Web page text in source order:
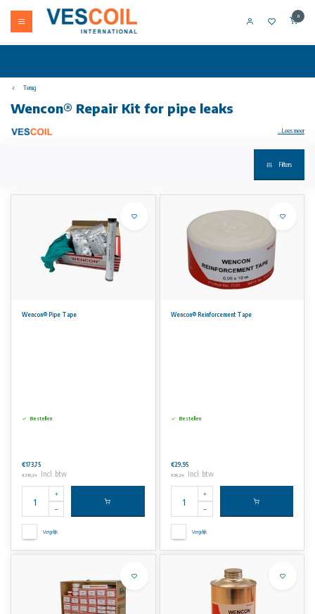
0
Terug
Wencon® Repair Kit for pipe leaks
Wencon Pijptape
Wencon Pijptape is een voorgeïmpregneerde glasvezelbandage met een gebreide, non-woven glasvezelstructuur. Dit geeft de bandage
maximale sterkte en vergemakkelijkt reparaties aan hoekverbindingen, ellebogen en andere gevormde fittingen. Wencon Pijptape is een
snel uithardende pijpreparatiebandage, speciaal ontwikkeld voor snelle en effectieve reparaties van scheuren, lekken, breuken en
corrosieporositeit.
Wencon Pijptape is goed bestand tegen druk, temperatuur en chemicaliën.
...Lees meer
Filters
Wencon® Pipe Tape
Bestellen
€173,75
€210,24 Incl. btw
Vergelijk
Wencon® Reinforcement Tape
Bestellen
€29,95
€36,24 Incl. btw
Vergelijk